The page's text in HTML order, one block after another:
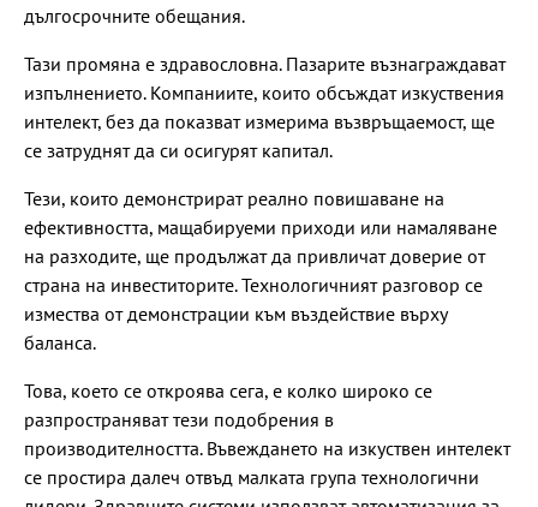
дългосрочните обещания.
Тази промяна е здравословна. Пазарите възнаграждават
изпълнението. Компаниите, които обсъждат изкуствения
интелект, без да показват измерима възвръщаемост, ще
се затруднят да си осигурят капитал.
Тези, които демонстрират реално повишаване на
ефективността, мащабируеми приходи или намаляване
на разходите, ще продължат да привличат доверие от
страна на инвеститорите. Технологичният разговор се
измества от демонстрации към въздействие върху
баланса.
Това, което се откроява сега, е колко широко се
разпространяват тези подобрения в
производителността. Въвеждането на изкуствен интелект
се простира далеч отвъд малката група технологични